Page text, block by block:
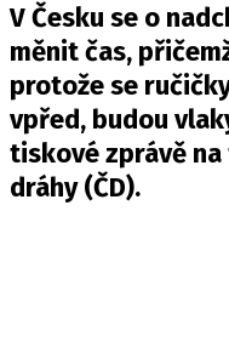
V Česku se o
měnit čas,
protože se
vpřed, budou
tiskové zprávě
dráhy (ČD).